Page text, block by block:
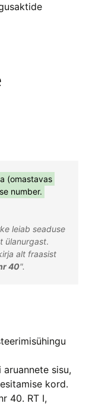
(omastavas
number.
leiab seaduse
ülanurgast
alt fraasist
40".
sisu,
kord.
40. RT I,